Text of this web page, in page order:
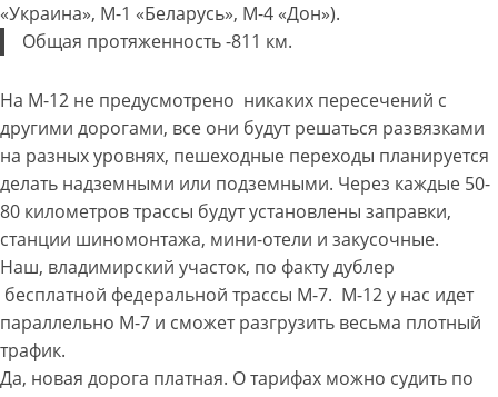
«Украина», М-1 «Беларусь», М-4 «Дон»).
Общая протяженность -811 км.
На М-12 не предусмотрено никаких пересечений с
другими дорогами, все они будут решаться развязками
на разных уровнях, пешеходные переходы планируется
делать надземными или подземными. Через каждые 50-
80 километров трассы будут установлены заправки,
станции шиномонтажа, мини-отели и закусочные.
Наш, владимирский участок, по факту дублер
бесплатной федеральной трассы М-7. М-12 у нас идет
параллельно М-7 и сможет разгрузить весьма плотный
трафик.
Да, новая дорога платная. О тарифах можно судить по